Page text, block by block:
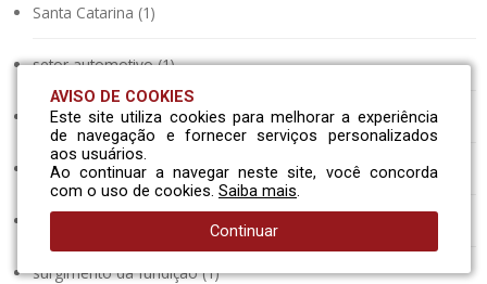
Santa Catarina (1)
setor automotivo (1)
setor metalúrgico (1)
simulação de enchimento e solidificação (1)
soluções completas (1)
surgimento da fundição (1)
AVISO DE COOKIES
Este site utiliza cookies para melhorar a experiência
de navegação e fornecer serviços personalizados
aos usuários.
Ao continuar a navegar neste site, você concorda
com o uso de cookies. Saiba mais.
Continuar